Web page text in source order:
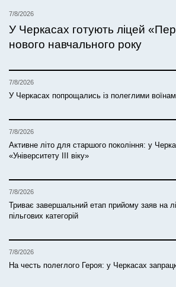
7/8/2026
У Черкасах готують ліцей
нового навчального року
7/8/2026
У Черкасах попрощались із полеглими
7/8/2026
Активне літо для старшого покоління: у
«Університету ІІІ віку»
7/8/2026
Триває завершальний етап прийому заяв на
пільгових категорій
7/8/2026
На честь полеглого Героя: у Черкасах